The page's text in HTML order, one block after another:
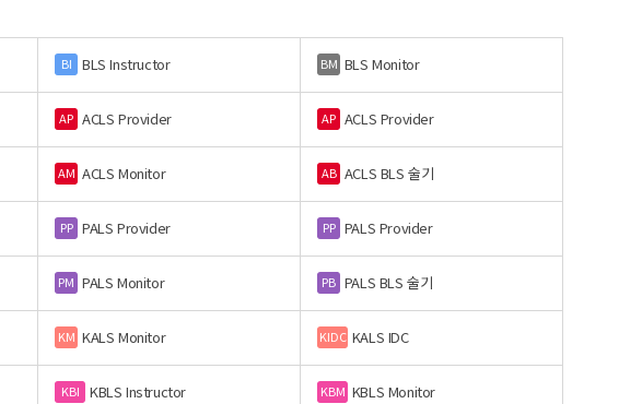
BI BLS Instructor BM BLS Monitor
AP ACLS Provider AP ACLS Provider
AM ACLS Monitor AB ACLS BLS 술기
PP PALS Provider PP PALS Provider
PM PALS Monitor PB PALS BLS 술기
KM KALS Monitor KIDC KALS IDC
KBI KBLS Instructor KBM KBLS Monitor